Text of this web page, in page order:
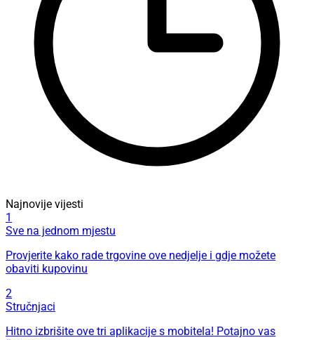
Najnovije vijesti
1
Sve na jednom mjestu
Provjerite kako rade trgovine ove nedjelje i gdje možete
obaviti kupovinu
2
Stručnjaci
Hitno izbrišite ove tri aplikacije s mobitela! Potajno vas